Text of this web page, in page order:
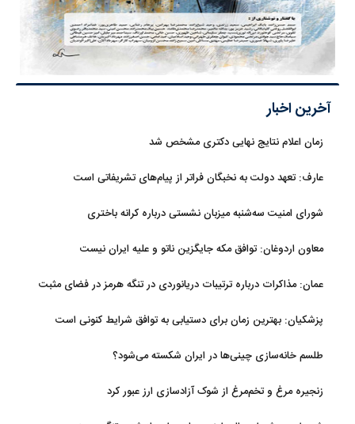
آخرین اخبار
زمان اعلام نتایج نهایی دکتری مشخص شد
عارف: تعهد دولت به نخبگان فراتر از پیام‎‌های تشریفاتی است
شورای امنیت سه‌شنبه میزبان نشستی درباره کرانه باختری
معاون اردوغان: توافق مکه جایگزین ناتو و علیه ایران نیست
عمان: مذاکرات درباره ترتیبات دریانوردی در تنگه هرمز در فضای مثبت
پزشکیان‌: بهترین زمان برای دستیابی به توافق شرایط کنونی است
طلسم خانه‌سازی چینی‌ها در ایران شکسته می‌شود؟
زنجیره مرغ و تخم‌مرغ از شوک آزادسازی ارز عبور کرد